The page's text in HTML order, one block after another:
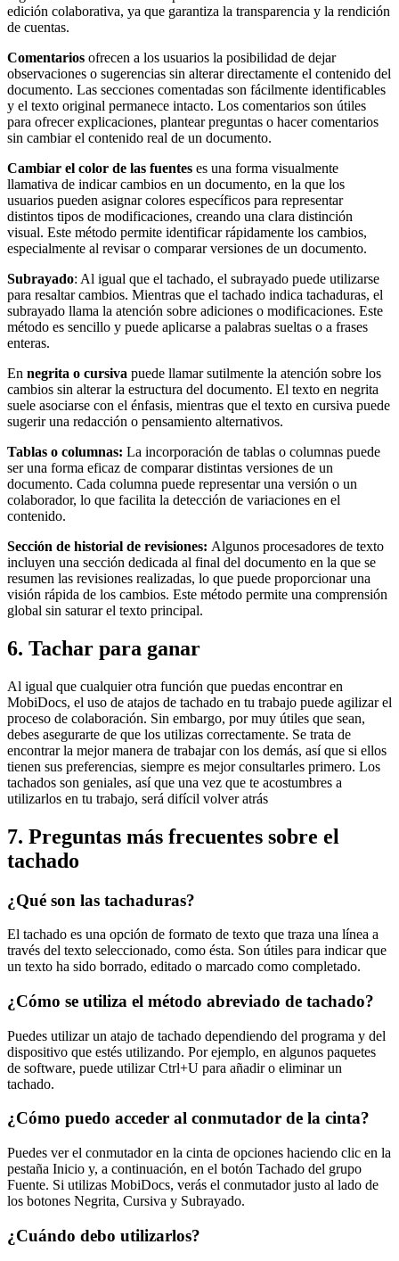
edición colaborativa, ya que garantiza la transparencia y la rendición
de cuentas.
Comentarios ofrecen a los usuarios la posibilidad de dejar
observaciones o sugerencias sin alterar directamente el contenido del
documento. Las secciones comentadas son fácilmente identificables
y el texto original permanece intacto. Los comentarios son útiles
para ofrecer explicaciones, plantear preguntas o hacer comentarios
sin cambiar el contenido real de un documento.
Cambiar el color de las fuentes es una forma visualmente
llamativa de indicar cambios en un documento, en la que los
usuarios pueden asignar colores específicos para representar
distintos tipos de modificaciones, creando una clara distinción
visual. Este método permite identificar rápidamente los cambios,
especialmente al revisar o comparar versiones de un documento.
Subrayado: Al igual que el tachado, el subrayado puede utilizarse
para resaltar cambios. Mientras que el tachado indica tachaduras, el
subrayado llama la atención sobre adiciones o modificaciones. Este
método es sencillo y puede aplicarse a palabras sueltas o a frases
enteras.
En negrita o cursiva puede llamar sutilmente la atención sobre los
cambios sin alterar la estructura del documento. El texto en negrita
suele asociarse con el énfasis, mientras que el texto en cursiva puede
sugerir una redacción o pensamiento alternativos.
Tablas o columnas: La incorporación de tablas o columnas puede
ser una forma eficaz de comparar distintas versiones de un
documento. Cada columna puede representar una versión o un
colaborador, lo que facilita la detección de variaciones en el
contenido.
Sección de historial de revisiones: Algunos procesadores de texto
incluyen una sección dedicada al final del documento en la que se
resumen las revisiones realizadas, lo que puede proporcionar una
visión rápida de los cambios. Este método permite una comprensión
global sin saturar el texto principal.
6. Tachar para ganar
Al igual que cualquier otra función que puedas encontrar en
MobiDocs, el uso de atajos de tachado en tu trabajo puede agilizar el
proceso de colaboración. Sin embargo, por muy útiles que sean,
debes asegurarte de que los utilizas correctamente. Se trata de
encontrar la mejor manera de trabajar con los demás, así que si ellos
tienen sus preferencias, siempre es mejor consultarles primero. Los
tachados son geniales, así que una vez que te acostumbres a
utilizarlos en tu trabajo, será difícil volver atrás
7. Preguntas más frecuentes sobre el
tachado
¿Qué son las tachaduras?
El tachado es una opción de formato de texto que traza una línea a
través del texto seleccionado, como ésta. Son útiles para indicar que
un texto ha sido borrado, editado o marcado como completado.
¿Cómo se utiliza el método abreviado de tachado?
Puedes utilizar un atajo de tachado dependiendo del programa y del
dispositivo que estés utilizando. Por ejemplo, en algunos paquetes
de software, puede utilizar Ctrl+U para añadir o eliminar un
tachado.
¿Cómo puedo acceder al conmutador de la cinta?
Puedes ver el conmutador en la cinta de opciones haciendo clic en la
pestaña Inicio y, a continuación, en el botón Tachado del grupo
Fuente. Si utilizas MobiDocs, verás el conmutador justo al lado de
los botones Negrita, Cursiva y Subrayado.
¿Cuándo debo utilizarlos?